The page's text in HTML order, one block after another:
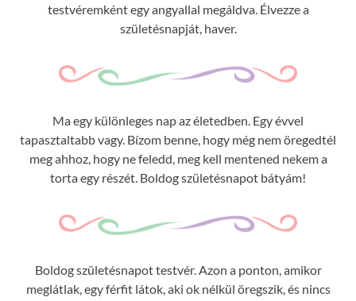
testvéremként egy angyallal megáldva. Élvezze a
születésnapját, haver.
Ma egy különleges nap az életedben. Egy évvel
tapasztaltabb vagy. Bízom benne, hogy még nem öregedtél
meg ahhoz, hogy ne feledd, meg kell mentened nekem a
torta egy részét. Boldog születésnapot bátyám!
Boldog születésnapot testvér. Azon a ponton, amikor
meglátlak, egy férfit látok, aki ok nélkül öregszik, és nincs